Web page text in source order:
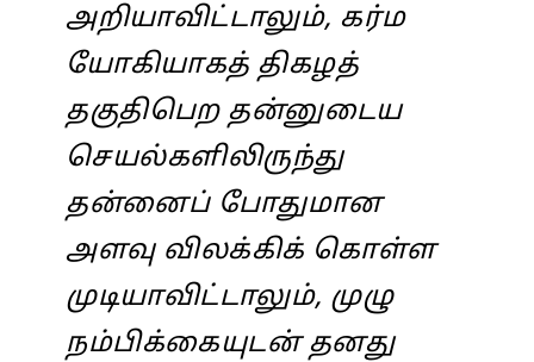
அறியாவிட்டாலும், கர்ம
யோகியாகத் திகழத்
தகுதிபெற தன்னுடைய
செயல்களிலிருந்து
தன்னைப் போதுமான
அளவு விலக்கிக் கொள்ள
முடியாவிட்டாலும், முழு
நம்பிக்கையுடன் தனது